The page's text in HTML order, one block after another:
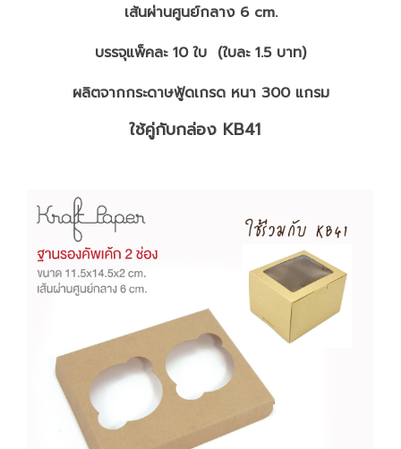
เส้นผ่านศูนย์กลาง 6 cm.
บรรจุแพ็คละ 10 ใบ (ใบละ 1.5 บาท)
ผลิตจากกระดาษฟู้ดเกรด หนา 300 แกรม
ใช้คู่กับกล่อง KB41